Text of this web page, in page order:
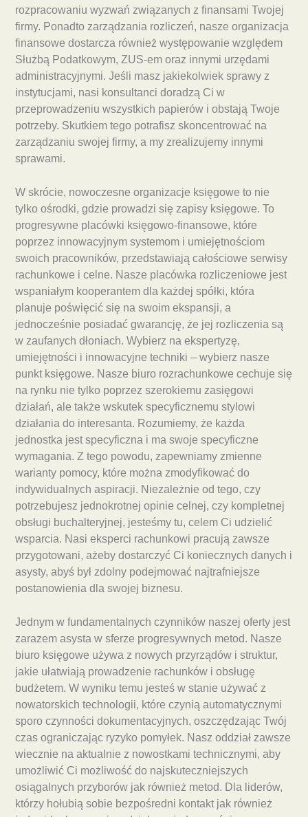
rozpracowaniu wyzwań związanych z finansami Twojej
firmy. Ponadto zarządzania rozliczeń, nasze organizacja
finansowe dostarcza również występowanie względem
Służbą Podatkowym, ZUS-em oraz innymi urzędami
administracyjnymi. Jeśli masz jakiekolwiek sprawy z
instytucjami, nasi konsultanci doradzą Ci w
przeprowadzeniu wszystkich papierów i obstają Twoje
potrzeby. Skutkiem tego potrafisz skoncentrować na
zarządzaniu swojej firmy, a my zrealizujemy innymi
sprawami.
W skrócie, nowoczesne organizacje księgowe to nie
tylko ośrodki, gdzie prowadzi się zapisy księgowe. To
progresywne placówki księgowo-finansowe, które
poprzez innowacyjnym systemom i umiejętnościom
swoich pracowników, przedstawiają całościowe serwisy
rachunkowe i celne. Nasze placówka rozliczeniowe jest
wspaniałym kooperantem dla każdej spółki, która
planuje poświęcić się na swoim ekspansji, a
jednocześnie posiadać gwarancję, że jej rozliczenia są
w zaufanych dłoniach. Wybierz na ekspertyzę,
umiejętności i innowacyjne techniki – wybierz nasze
punkt księgowe. Nasze biuro rozrachunkowe cechuje się
na rynku nie tylko poprzez szerokiemu zasięgowi
działań, ale także wskutek specyficznemu stylowi
działania do interesanta. Rozumiemy, że każda
jednostka jest specyficzna i ma swoje specyficzne
wymagania. Z tego powodu, zapewniamy zmienne
warianty pomocy, które można zmodyfikować do
indywidualnych aspiracji. Niezależnie od tego, czy
potrzebujesz jednokrotnej opinie celnej, czy kompletnej
obsługi buchalteryjnej, jesteśmy tu, celem Ci udzielić
wsparcia. Nasi eksperci rachunkowi pracują zawsze
przygotowani, ażeby dostarczyć Ci koniecznych danych i
asysty, abyś był zdolny podejmować najtrafniejsze
postanowienia dla swojej biznesu.
Jednym w fundamentalnych czynników naszej oferty jest
zarazem asysta w sferze progresywnych metod. Nasze
biuro księgowe używa z nowych przyrządów i struktur,
jakie ułatwiają prowadzenie rachunków i obsługę
budżetem. W wyniku temu jesteś w stanie używać z
nowatorskich technologii, które czynią automatycznymi
sporo czynności dokumentacyjnych, oszczędzając Twój
czas ograniczając ryzyko pomyłek. Nasz oddział zawsze
wiecznie na aktualnie z nowostkami technicznymi, aby
umożliwić Ci możliwość do najskuteczniejszych
osiągalnych przyborów jak również metod. Dla liderów,
którzy hołubią sobie bezpośredni kontakt jak również